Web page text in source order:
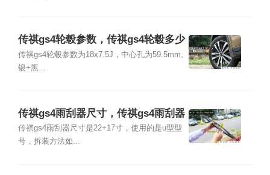
传祺gs4轮毂参数，传祺gs4轮毂多少
寸
传祺gs4轮毂参数为18x7.5J，中心孔为59.5mm。
银+黑...
传祺gs4雨刮器尺寸，传祺gs4雨刮器
怎么换
传祺gs4雨刮器尺寸是22+17寸，使用的是u型型
号，拆装方法如...